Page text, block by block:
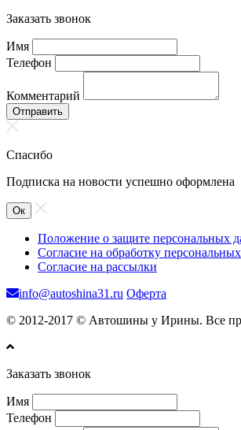
Заказать звонок
Имя
Телефон
Комментарий
Отправить
Спасибо
Подписка на новости успешно оформлена
Ок
Положение о защите персональных
Согласие на обработку
Согласие на рассылки
info@autoshina31.ru Оферта
© 2012-2017 © Автошины у Ирины. Все
Заказать звонок
Имя
Телефон